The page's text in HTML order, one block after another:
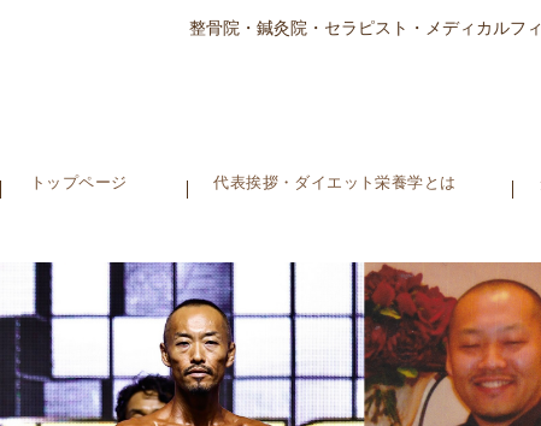
整骨院・鍼灸院・セラピスト・メディカルフ
トップページ 代表挨拶・ダイエット栄養学とは